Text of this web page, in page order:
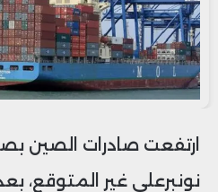
ارتفعت صادرات الصين
نونبرعلى غير المتوقع،